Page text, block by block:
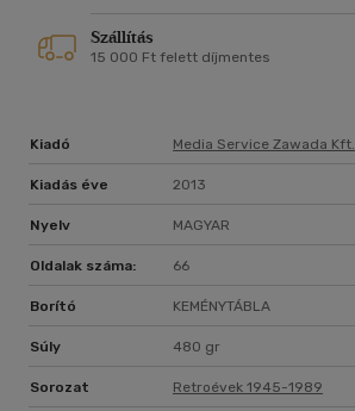
Szállítás
15 000 Ft felett díjmentes
Kiadó Media Service Zawada Kft.
Kiadás éve 2013
Nyelv MAGYAR
Oldalak száma: 66
Borító KEMÉNYTÁBLA
Súly 480 gr
Sorozat Retroévek 1945-1989